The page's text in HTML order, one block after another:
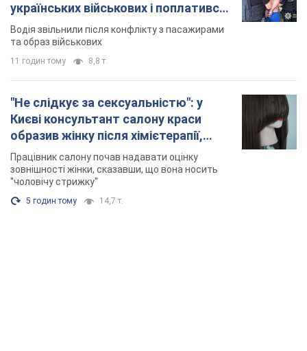
українських військових і поплатився.
Відео
Водія звільнили після конфлікту з пасажирами
та образ військових
11 годин тому 8,8 т.
"Не слідкує за сексуальністю": у
Києві консультант салону краси
образив жінку після хімієтерапії,
розгорівся скандал. Фото
Працівник салону почав надавати оцінку
зовнішності жінки, сказавши, що вона носить
"чоловічу стрижку"
5 годин тому 14,7 т.